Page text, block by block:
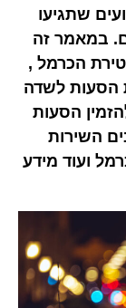
שתגיעו
במאמר זה
הכרמל ,
הסעות לשדה
הסעות
השירות
ועוד מידע